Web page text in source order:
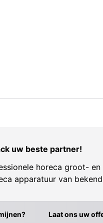
uw beste partner!
horeca groot-
apparatuur van
Laat ons uw